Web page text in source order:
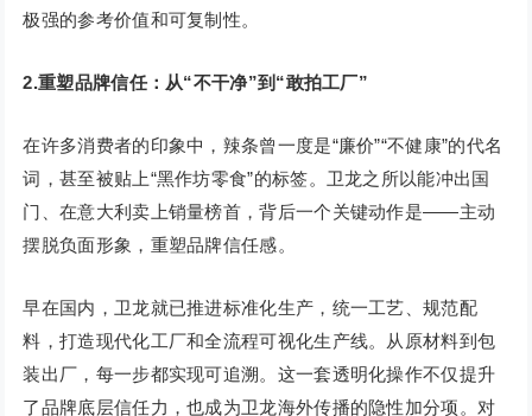
极强的参考价值和可复制性。
2.重塑品牌信任：从“不干净”到“敢拍工厂”
在许多消费者的印象中，辣条曾一度是“廉价”“不健康”的代名
词，甚至被贴上“黑作坊零食”的标签。卫龙之所以能冲出国
门、在意大利卖上销量榜首，背后一个关键动作是——主动
摆脱负面形象，重塑品牌信任感。
早在国内，卫龙就已推进标准化生产，统一工艺、规范配
料，打造现代化工厂和全流程可视化生产线。从原材料到包
装出厂，每一步都实现可追溯。这一套透明化操作不仅提升
了品牌底层信任力，也成为卫龙海外传播的隐性加分项。对